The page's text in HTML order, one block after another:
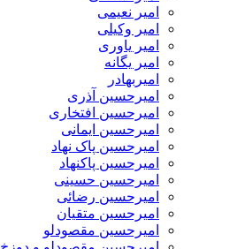
امیر نعیمی
امیر وکیلی
امیر یاوری
امیر یگانه
امیربهادر
امیرحسین آذری
امیرحسین افتخاری
امیرحسین ایمانی
امیرحسین پاک نهاد
امیرحسین پاکنهاد
امیرحسین حسینی
امیرحسین رضائی
امیرحسین متقیان
امیرحسین مقصودلو